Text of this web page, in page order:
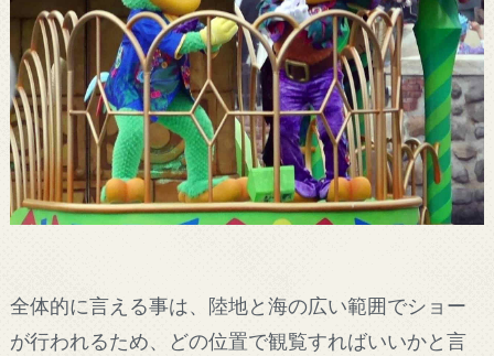
全体的に言える事は、陸地と海の広い範囲でショー
が行われるため、どの位置で観覧すればいいかと言